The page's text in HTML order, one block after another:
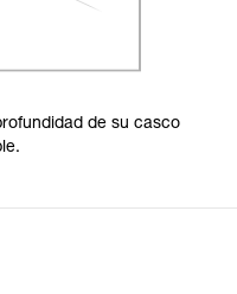
de su casco